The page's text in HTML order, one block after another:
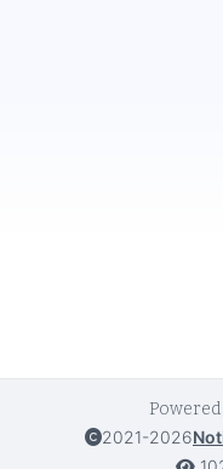
Powered
2021-2026